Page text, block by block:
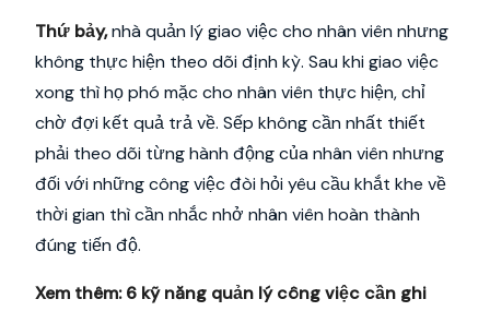
Thứ bảy,nhà quản lý giao việc cho nhân viên nhưng
không thực hiện theo dõi định kỳ. Sau khi giao việc
xong thì họ phó mặc cho nhân viên thực hiện, chỉ
chờ đợi kết quả trả về. Sếp không cần nhất thiết
phải theo dõi từng hành động của nhân viên nhưng
đối với những công việc đòi hỏi yêu cầu khắt khe về
thời gian thì cần nhắc nhở nhân viên hoàn thành
đúng tiến độ.
Xem thêm:6 kỹ năng quản lý công việc cần ghi